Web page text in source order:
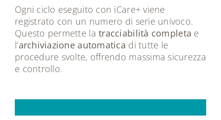
Ogni ciclo eseguito con iCare+ viene
registrato con un numero di serie univoco.
Questo permette latracciabilità completa e
l’archiviazione automatica di tutte le
procedure svolte, offrendo massima sicurezza
e controllo.